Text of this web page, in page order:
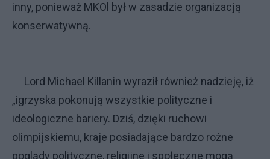
inny, ponieważ MKOl był w zasadzie organizacją
konserwatywną.
Lord Michael Killanin wyraził również nadzieję, iż
„igrzyska pokonują wszystkie polityczne i
ideologiczne bariery. Dziś, dzięki ruchowi
olimpijskiemu, kraje posiadające bardzo rożne
poglądy polityczne, religijne i społeczne mogą